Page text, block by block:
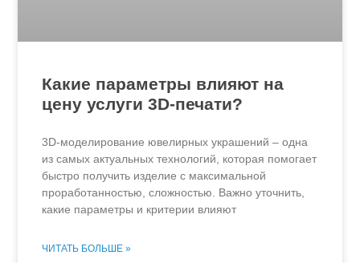
Какие параметры влияют на
цену услуги 3D-печати?
3D-моделирование ювелирных украшений – одна
из самых актуальных технологий, которая помогает
быстро получить изделие с максимальной
проработанностью, сложностью. Важно уточнить,
какие параметры и критерии влияют
ЧИТАТЬ БОЛЬШЕ »